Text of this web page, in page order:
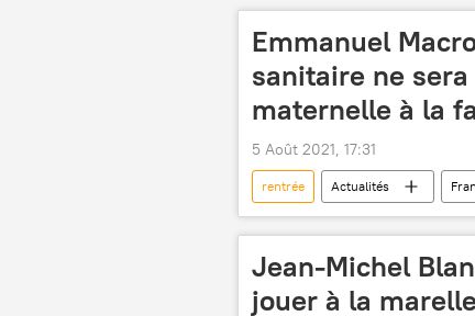
Emmanuel
sanitaire ne
maternelle à la
5 Août 2021, 17:31
rentrée Actualités
passeport sanitaire
Jean-Michel
jouer à la